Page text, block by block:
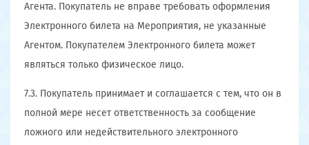
Агента. Покупатель не вправе требовать оформления
Электронного билета на Мероприятия, не указанные
Агентом. Покупателем Электронного билета может
являться только физическое лицо.
7.3. Покупатель принимает и соглашается с тем, что он в
полной мере несет ответственность за сообщение
ложного или недействительного электронного